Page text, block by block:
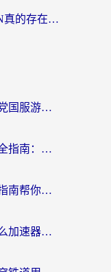
海外党必看：iOS永久免费VPN真的存在吗？教你选对回国加速器无缝刷国内资源
香港怎么玩流星群侠传？海外党国服游戏不卡顿的终极解决方案
国外打龙之谷总卡顿？2026超全指南：选对加速器，龙之谷星战前夜激战2都能丝滑畅玩
国外玩食之契约总卡顿？这篇指南帮你选对加速器（附瑞士地鼠传奇、菲律宾纳萨力克之王方案）
在欧洲玩漫威：未来之战用什么加速器最好用？老玩家亲测避坑指南